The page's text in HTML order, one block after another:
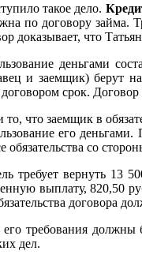
такое дело.
по договору
доказывает, что
деньгами
и заемщик) берут
срок.
что заемщик в
его
обязательства со
требует вернуть
выплату, 820,50
договора
его требования должны
дел.